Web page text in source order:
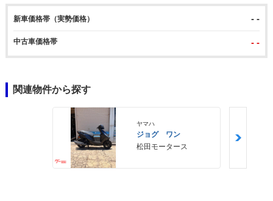
新車価格帯（実勢価格） - -
中古車価格帯 - -
関連物件から探す
ヤマハ
ジョグ ワン
松田モータース